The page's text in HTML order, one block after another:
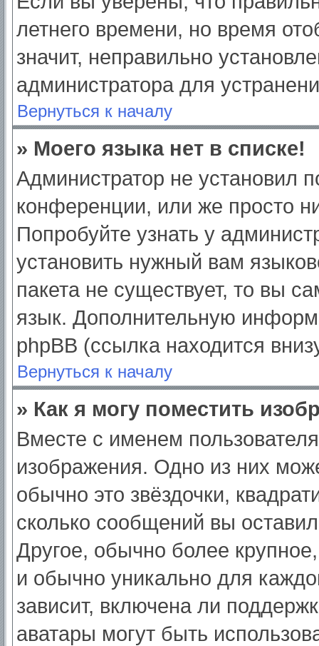
летнего времени, но время
значит, неправильно
администратора для
Вернуться к началу
» Моего языка нет в списке!
Администратор не установил
конференции, или же просто
Попробуйте узнать у
установить нужный вам
пакета не существует, то вы
язык. Дополнительную
phpBB (ссылка находится
Вернуться к началу
» Как я могу поместить
Вместе с именем
изображения. Одно из них
обычно это звёздочки,
сколько сообщений вы
Другое, обычно более
и обычно уникально для
зависит, включена ли
аватары могут быть